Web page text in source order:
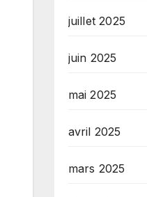
juillet 2025
juin 2025
mai 2025
avril 2025
mars 2025